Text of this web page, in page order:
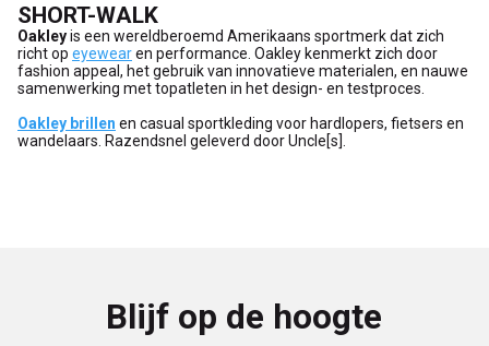
SHORT-WALK
Oakleyis een wereldberoemd Amerikaans sportmerk dat zich
richt op eyewearen performance. Oakley kenmerkt zich door
fashion appeal, het gebruik van innovatieve materialen, en nauwe
samenwerking met topatleten in het design- en testproces.
Oakley brillen en casual sportkleding voor hardlopers, fietsers en
wandelaars. Razendsnel geleverd door Uncle[s].
Blijf op de hoogte